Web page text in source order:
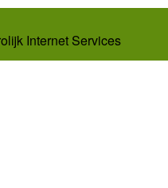
Internet Services